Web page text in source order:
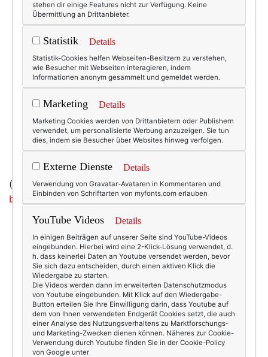
(Foto: Flip Flop - dort kannst du die Schuhe auch
bestellen.)
3246
0
Beauty & Fashion
delos,flip flop,sandale
stehen dir einige Features nicht zur Verfügung. Keine
Übermittlung an Drittanbieter.
Statistik Details
Statistik-Cookies helfen Webseiten-Besitzern zu verstehen,
wie Besucher mit Webseiten interagieren, indem
Informationen anonym gesammelt und gemeldet werden.
Marketing Details
Marketing Cookies werden von Drittanbietern oder Publishern
verwendet, um personalisierte Werbung anzuzeigen. Sie tun
dies, indem sie Besucher über Websites hinweg verfolgen.
Externe Dienste Details
Verwendung von Gravatar-Avataren in Kommentaren und
Einbinden von Schriftarten von myfonts.com erlauben
YouTube Videos Details
In einigen Beiträgen auf unserer Seite sind YouTube-Videos
eingebunden. Hierbei wird eine 2-Klick-Lösung verwendet, d.
h. dass keinerlei Daten an Youtube versendet werden, bevor
Sie sich dazu entscheiden, durch einen aktiven Klick die
Wiedergabe zu starten.
Die Videos werden dann im erweiterten Datenschutzmodus
von Youtube eingebunden. Mit Klick auf den Wiedergabe-
Button erteilen Sie Ihre Einwilligung darin, dass Youtube auf
dem von Ihnen verwendeten Endgerät Cookies setzt, die auch
einer Analyse des Nutzungsverhaltens zu Marktforschungs-
und Marketing-Zwecken dienen können. Näheres zur Cookie-
Verwendung durch Youtube finden Sie in der Cookie-Policy
von Google unter